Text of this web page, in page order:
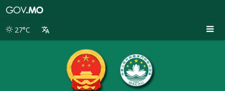
別
27°C